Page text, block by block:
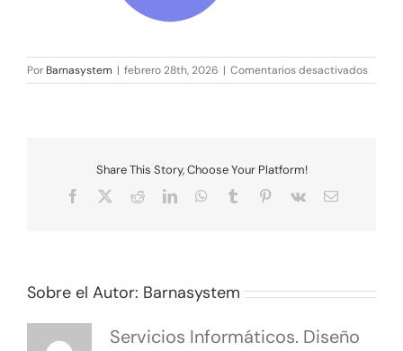
Por Barnasystem | febrero 28th, 2026 | Comentarios desactivadosen
logo
Share This Story, Choose Your Platform!
Facebook RedditLinkedInWhatsApp
Tumblr Pinterest
Vk
Correo
Sobre el Autor: Barnasystem
Servicios Informáticos. Diseño